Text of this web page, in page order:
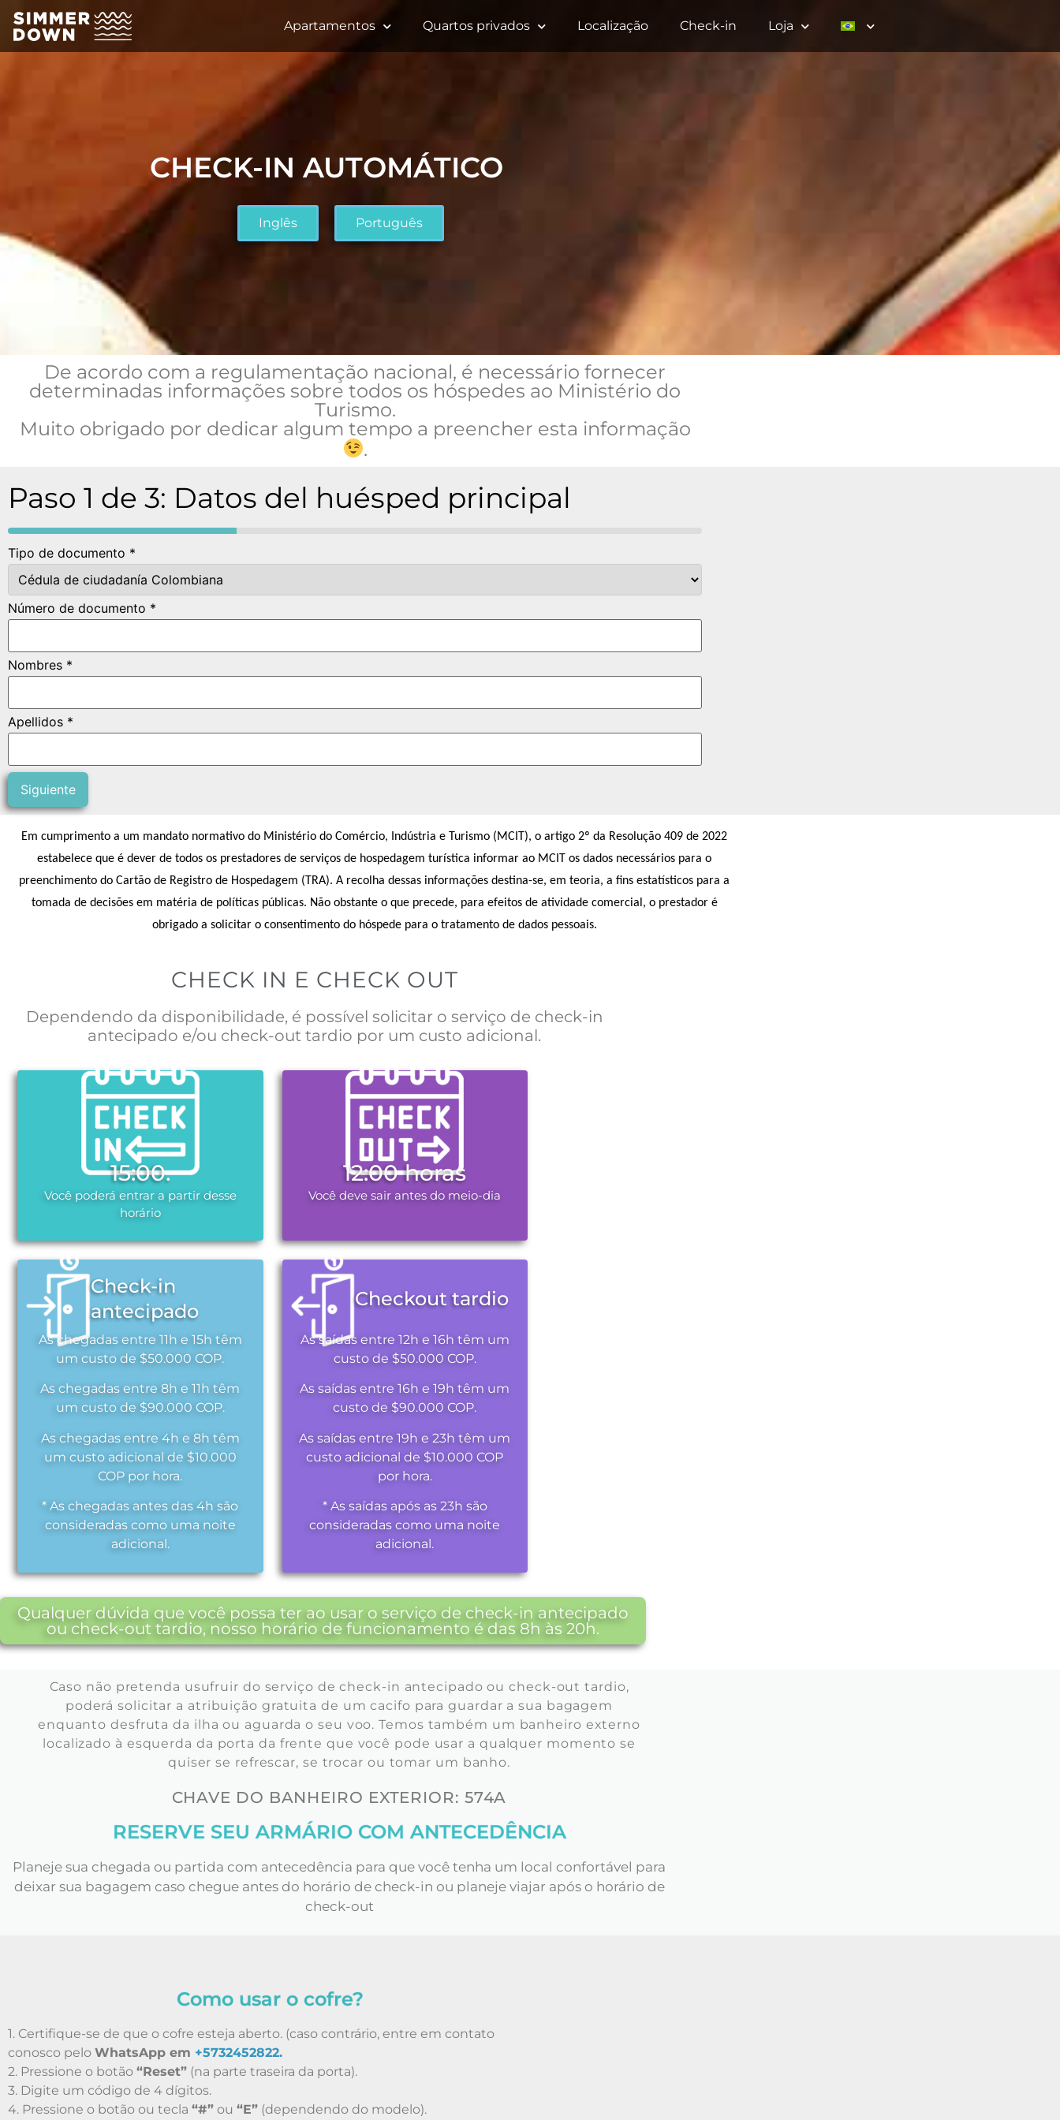
Apartamentos Quartos privados Localização Check-in Loja
CHECK-IN AUTOMÁTICO
Inglês Português
De acordo com a regulamentação nacional, é necessário fornecer
determinadas informações sobre todos os hóspedes ao Ministério do
Turismo.
Muito obrigado por dedicar algum tempo a preencher esta informação
.
Paso 1 de 3: Datos del huésped principal
Tipo de documento *
Número de documento *
Nombres *
Apellidos *
Siguiente
Em cumprimento a um mandato normativo do Ministério do Comércio, Indústria e Turismo (MCIT), o artigo 2º da Resolução 409 de 2022
estabelece que é dever de todos os prestadores de serviços de hospedagem turística informar ao MCIT os dados necessários para o
preenchimento do Cartão de Registro de Hospedagem (TRA). A recolha dessas informações destina-se, em teoria, a fins estatísticos para a
tomada de decisões em matéria de políticas públicas. Não obstante o que precede, para efeitos de atividade comercial, o prestador é
obrigado a solicitar o consentimento do hóspede para o tratamento de dados pessoais.
CHECK IN E CHECK OUT
Dependendo da disponibilidade, é possível solicitar o serviço de check-in
antecipado e/ou check-out tardio por um custo adicional.
15:00.
Você poderá entrar a partir desse
horário
12:00 horas
Você deve sair antes do meio-dia
Check-in
antecipado
As chegadas entre 11h e 15h têm
um custo de $50.000 COP.
As chegadas entre 8h e 11h têm
um custo de $90.000 COP.
As chegadas entre 4h e 8h têm
um custo adicional de $10.000
COP por hora.
* As chegadas antes das 4h são
consideradas como uma noite
adicional.
Checkout tardio
As saídas entre 12h e 16h têm um
custo de $50.000 COP.
As saídas entre 16h e 19h têm um
custo de $90.000 COP.
As saídas entre 19h e 23h têm um
custo adicional de $10.000 COP
por hora.
* As saídas após as 23h são
consideradas como uma noite
adicional.
Qualquer dúvida que você possa ter ao usar o serviço de check-in antecipado
ou check-out tardio, nosso horário de funcionamento é das 8h às 20h.
Caso não pretenda usufruir do serviço de check-in antecipado ou check-out tardio,
poderá solicitar a atribuição gratuita de um cacifo para guardar a sua bagagem
enquanto desfruta da ilha ou aguarda o seu voo. Temos também um banheiro externo
localizado à esquerda da porta da frente que você pode usar a qualquer momento se
quiser se refrescar, se trocar ou tomar um banho.
CHAVE DO BANHEIRO EXTERIOR: 574A
RESERVE SEU ARMÁRIO COM ANTECEDÊNCIA
Planeje sua chegada ou partida com antecedência para que você tenha um local confortável para
deixar sua bagagem caso chegue antes do horário de check-in ou planeje viajar após o horário de
check-out
Como usar o cofre?
1. Certifique-se de que o cofre esteja aberto. (caso contrário, entre em contato
conosco pelo WhatsApp em +5732452822.
2. Pressione o botão “Reset” (na parte traseira da porta).
3. Digite um código de 4 dígitos.
4. Pressione o botão ou tecla “#” ou “E” (dependendo do modelo).